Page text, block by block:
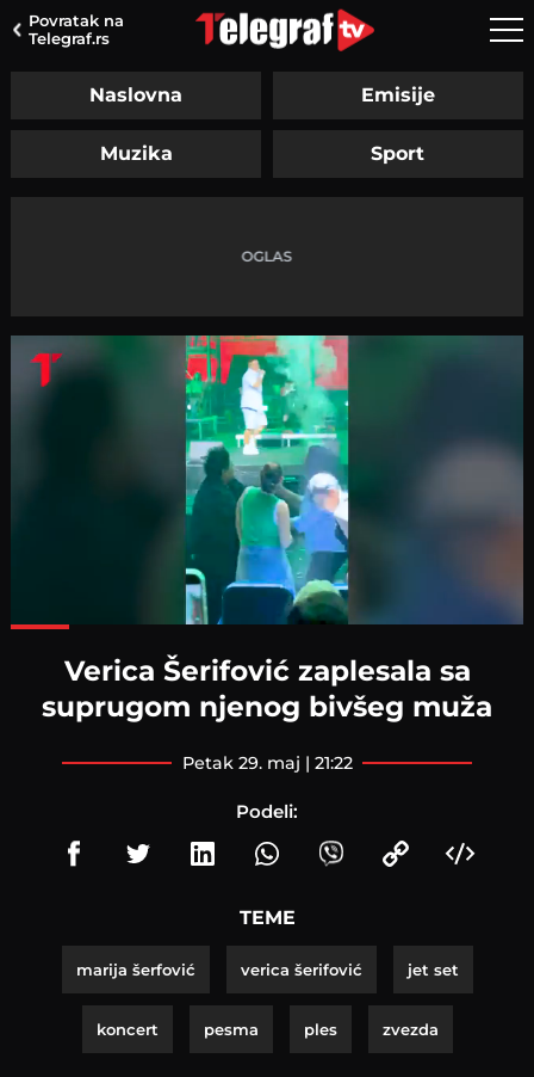
Povratak na
Telegraf.rs
Naslovna Emisije
Muzika Sport
Verica Šerifović zaplesala sa
suprugom njenog bivšeg muža
petak 29. maj | 21:22
Podeli:
TEME
marija šerfović verica šerifović jet set
koncert pesma ples zvezda